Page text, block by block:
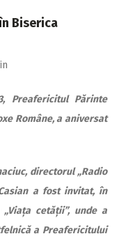
Biserica
Preafericitul Părinte
Române, a aniversat
directorul „Radio
a fost invitat, în
cetății”, unde a
a Preafericitului